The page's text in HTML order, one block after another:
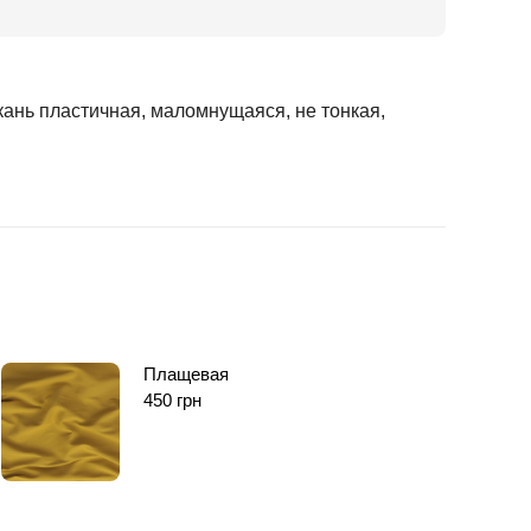
пластичная, маломнущаяся, не тонкая,
Плащевая
450 грн